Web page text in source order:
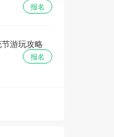
报名
游玩攻略
报名